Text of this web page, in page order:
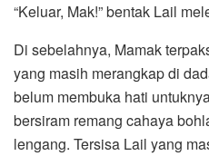
“Keluar, Mak!” bentak Lail
Di sebelahnya, Mamak
yang masih merangkap di
belum membuka hati
bersiram remang cahaya
lengang. Tersisa Lail yang